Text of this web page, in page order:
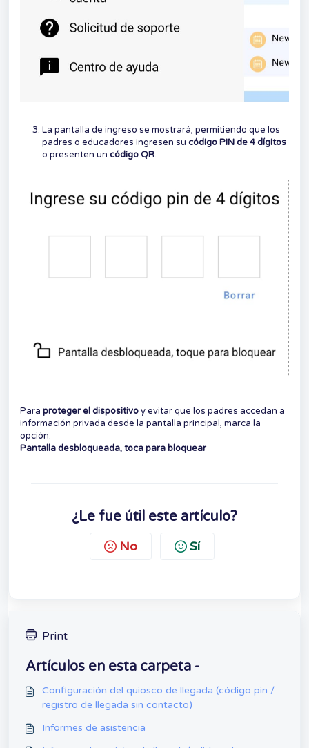
La pantalla de ingreso se mostrará, permitiendo que los
padres o educadores ingresen su código PIN de 4 dígitos
o presenten un código QR.
Para proteger el dispositivoy evitar que los padres accedan a
información privada desde la pantalla principal, marca la
opción:
Pantalla desbloqueada, toca para bloquear
¿Le fue útil este artículo?
No Sí
Print
Artículos en esta carpeta -
Configuración del quiosco de llegada (código pin /
registro de llegada sin contacto)
Informes de asistencia